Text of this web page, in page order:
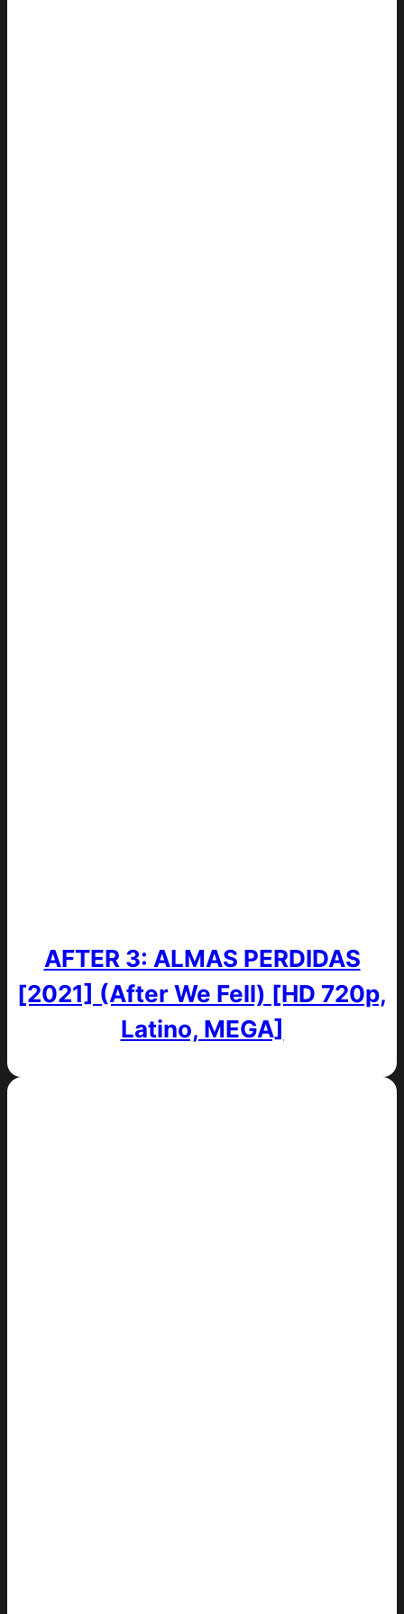
AFTER 3: ALMAS PERDIDAS
[2021] (After We Fell) [HD 720p,
Latino, MEGA]